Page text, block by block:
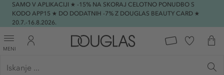
SAMO V APLIKACIJI ★ -15% NA SKORAJ CELOTNO PONUDBO S
KODO APP15 ★ DO DODATNIH -7% Z DOUGLAS BEAUTY CARD ★
20.7.-16.8.2026.
MENI